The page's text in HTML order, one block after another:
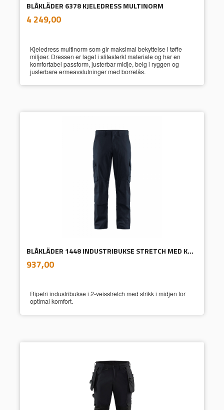
BLÅKLÄDER 6378 KJELEDRESS MULTINORM
Pris
4 249,00mva.
Kjeledress multinorm som gir maksimal bekyttelse i tøffe
miljøer. Dressen er laget i slitesterkt materiale og har en
komfortabel passform, justerbar midje, belg i ryggen og
justerbare ermeavslutninger med borrelås.
BLÅKLÄDER 1448 INDUSTRIBUKSE STRETCH MED KNEPUTELOMMER
Pris
937,00mva.
Ripefri industribukse i 2-veisstretch med strikk i midjen for
optimal komfort.